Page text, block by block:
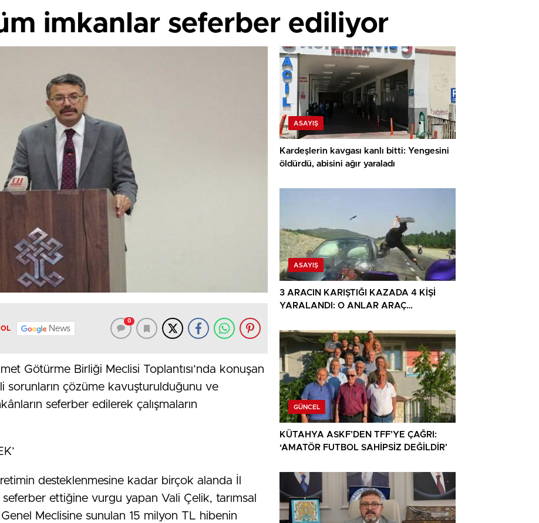
imkanlar seferber ediliyor
News
0
Götürme Birliği Meclisi Toplantısı’nda konuşan
sorunların çözüme kavuşturulduğunu ve
seferber edilerek çalışmaların
desteklenmesine kadar birçok alanda İl
ettiğine vurgu yapan Vali Çelik, tarımsal
Meclisine sunulan 15 milyon TL hibenin
ASAYIŞ
Kardeşlerin kavgası kanlı bitti: Yengesini
öldürdü, abisini ağır yaraladı
ASAYIŞ
3 ARACIN KARIŞTIĞI KAZADA 4 KİŞİ
YARALANDI: O ANLAR ARAÇ
GÜNCEL
KÜTAHYA ASKF’DEN TFF’YE ÇAĞRI:
‘AMATÖR FUTBOL SAHİPSİZ DEĞİLDİR’